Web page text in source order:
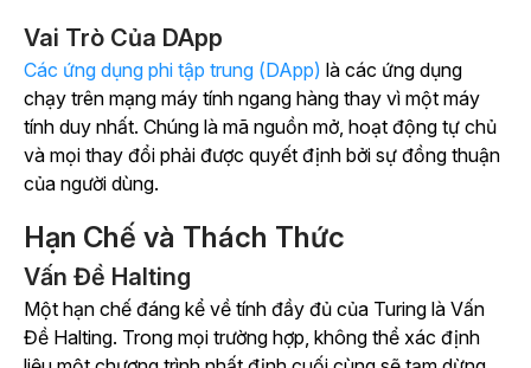
Vai Trò Của DApp
Các ứng dụng phi tập trung (DApp) là các ứng dụng
chạy trên mạng máy tính ngang hàng thay vì một máy
tính duy nhất. Chúng là mã nguồn mở, hoạt động tự chủ
và mọi thay đổi phải được quyết định bởi sự đồng thuận
của người dùng.
Hạn Chế và Thách Thức
Vấn Đề Halting
Một hạn chế đáng kể về tính đầy đủ của Turing là Vấn
Đề Halting. Trong mọi trường hợp, không thể xác định